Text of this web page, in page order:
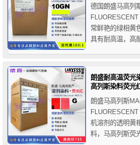
德国朗盛马高列
常鲜艳的绿相黄
具有耐高温，高
食品包装、食品
具等应用领域制
朗盛耐高温荧光
高列斯染料荧光
朗盛马高列斯
机溶剂的透明黄
料，马高列斯荧